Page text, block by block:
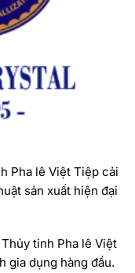
Pha lê Việt Tiệp cải
sản xuất hiện đại
tinh Pha lê Việt
gia dụng hàng đầu.